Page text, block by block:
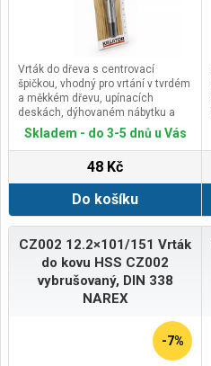
Vrták do dřeva s centrovací
špičkou, vhodný pro vrtání v tvrdém
a měkkém dřevu, upínacích
deskách, dýhovaném nábytku a
překližce.
Dvojitá šroubovice zvyšuje vrtací
výkon a středicí hrot zajišťuje
přesné navrtání materiálu a
vykroužení čistého otvoru.
Skladem - do 3-5 dnů u Vás
48 Kč
Do košíku
CZ002 12.2×101/151 Vrták
do kovu HSS CZ002
vybrušovaný, DIN 338
NAREX
-7%